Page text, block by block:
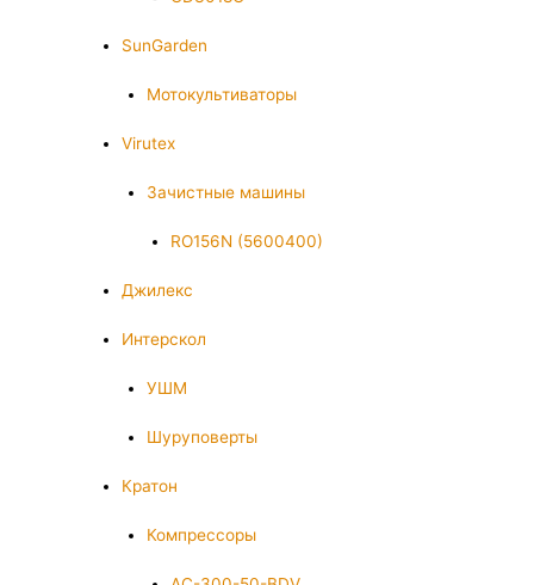
SunGarden
Мотокультиваторы
Virutex
Зачистные машины
RO156N (5600400)
Джилекс
Интерскол
УШМ
Шуруповерты
Кратон
Компрессоры